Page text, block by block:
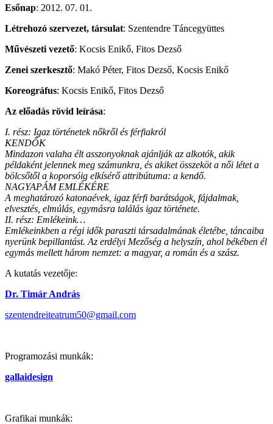
Esőnap: 2012. 07. 01.
Létrehozó szervezet, társulat: Szentendre Táncegyüttes
Művészeti vezető: Kocsis Enikő, Fitos Dezső
Zenei szerkesztő: Makó Péter, Fitos Dezső, Kocsis Enikő
Koreográfus: Kocsis Enikő, Fitos Dezső
Az előadás rövid leírása:
I. rész: Igaz történetek nőkről és férfiakról
KENDŐK
Mindazon valaha élt asszonyoknak ajánlják az alkotók, akik
példaként jelennek meg számunkra, és akiket összeköt a női létet a
bölcsőtől a koporsóig elkísérő attribútuma: a kendő.
NAGYAPÁM EMLÉKÉRE
A meghatározó katonaévek, igaz férfi barátságok, fájdalmak,
elvesztés, elmúlás, egymásra találás igaz története.
II. rész: Emlékeink…
Emlékeinkben a régi idők paraszti társadalmának életébe, táncaiba
nyerünk bepillantást. Az erdélyi Mezőség a helyszín, ahol békében él
egymás mellett három nemzet: a magyar, a román és a szász.
A kutatás vezetője:
Dr. Timár András
szentendreiteatrum50@gmail.com
Programozási munkák:
gallaidesign
Grafikai munkák: